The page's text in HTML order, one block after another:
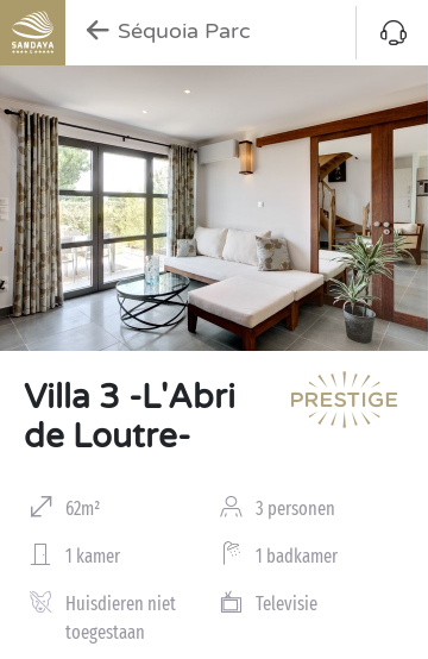
Séquoia Parc
Villa 3 -L'Abri
de Loutre-
62m² 3 personen
1 kamer 1 badkamer
Huisdieren niet
toegestaan
Televisie